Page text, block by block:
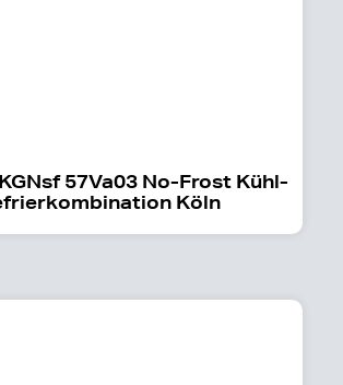
57Va03 No-Frost Kühl-
Köln